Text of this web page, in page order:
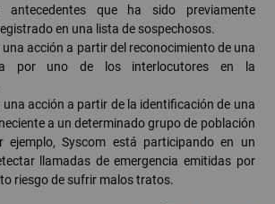
antecedentes que ha sido previamente
en una lista de sospechosos.
una acción a partir del reconocimiento de una
por uno de los interlocutores en la
una acción a partir de la identificación de una
a un determinado grupo de población
ejemplo, Syscom está participando en un
llamadas de emergencia emitidas por
riesgo de sufrir malos tratos.